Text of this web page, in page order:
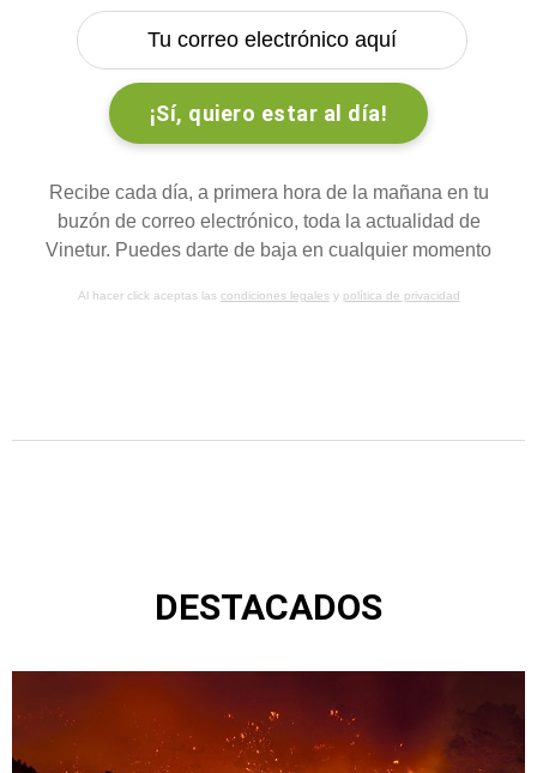
Recibe cada día, a primera hora de la mañana en tu
buzón de correo electrónico, toda la actualidad de
Vinetur. Puedes darte de baja en cualquier momento
Al hacer click aceptas las condiciones legalesy política de privacidad
DESTACADOS